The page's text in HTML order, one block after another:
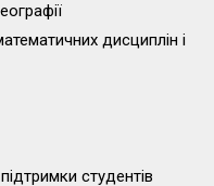
дисциплін і
студентів